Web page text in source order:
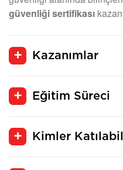
güvenliği sertifikası
Kazanımlar
Eğitim Süreci
Kimler